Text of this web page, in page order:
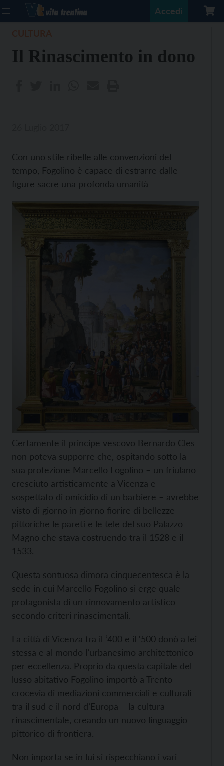
Accedi
Il Rinascimento in dono
Con uno stile ribelle alle convenzioni del
tempo, Fogolino è capace di estrarre dalle
figure sacre una profonda umanità
Certamente il principe vescovo Bernardo Cles
non poteva supporre che, ospitando sotto la
sua protezione Marcello Fogolino – un friulano
cresciuto artisticamente a Vicenza e
sospettato di omicidio di un barbiere – avrebbe
visto di giorno in giorno fiorire di bellezze
pittoriche le pareti e le tele del suo Palazzo
Magno che stava costruendo tra il 1528 e il
1533.
Questa sontuosa dimora cinquecentesca è la
sede in cui Marcello Fogolino si erge quale
protagonista di un rinnovamento artistico
secondo criteri rinascimentali.
La città di Vicenza tra il ‘400 e il ‘500 donò a lei
stessa e al mondo l’urbanesimo architettonico
per eccellenza. Proprio da questa capitale del
lusso abitativo Fogolino importò a Trento –
crocevia di mediazioni commerciali e culturali
tra il sud e il nord d’Europa – la cultura
rinascimentale, creando un nuovo linguaggio
pittorico di frontiera.
Non importa se in lui si rispecchiano i vari